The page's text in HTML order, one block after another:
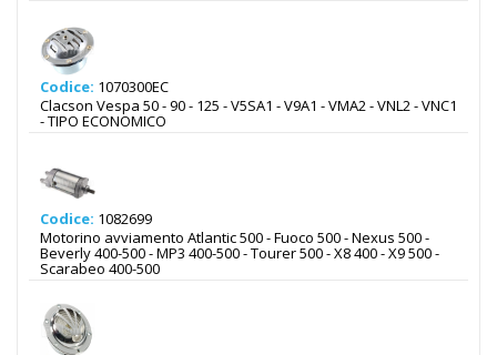
Codice: 1070300EC
Clacson Vespa 50 - 90 - 125 - V5SA1 - V9A1 - VMA2 - VNL2 - VNC1
- TIPO ECONOMICO
Codice: 1082699
Motorino avviamento Atlantic 500 - Fuoco 500 - Nexus 500 -
Beverly 400-500 - MP3 400-500 - Tourer 500 - X8 400 - X9 500 -
Scarabeo 400-500